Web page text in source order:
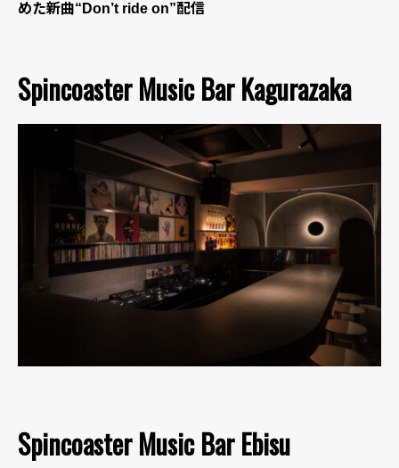
めた新曲“Don’t ride on”配信
Spincoaster Music Bar Kagurazaka
Spincoaster Music Bar Ebisu